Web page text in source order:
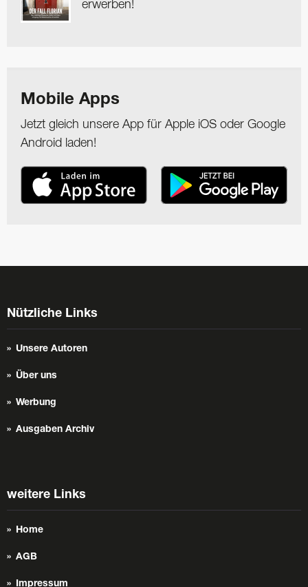
erwerben!
Mobile Apps
Jetzt gleich unsere App für Apple iOS oder Google
Android laden!
Nützliche Links
Unsere Autoren
Über uns
Werbung
Ausgaben Archiv
weitere Links
Home
AGB
Impressum